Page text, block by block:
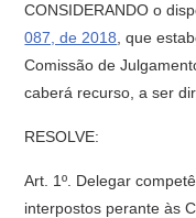
CONSIDERANDO o
087, de 2018 , que
Comissão de
caberá recurso, a ser
RESOLVE:
Art. 1º. Delegar
interpostos perante às